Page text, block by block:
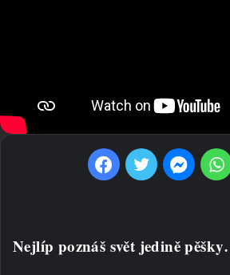
Nejlíp poznáš svět jedině